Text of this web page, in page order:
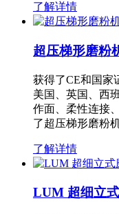
了解详情
超压梯形磨粉
获得了CE和国家
美国、英国、西
作面、柔性连接
了超压梯形磨粉
了解详情
LUM 超细立